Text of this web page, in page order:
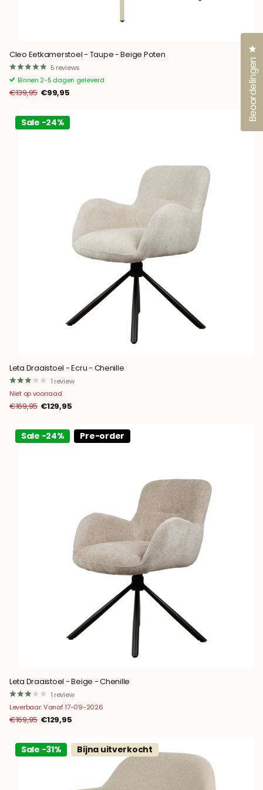
Cleo Eetkamerstoel - Taupe - Beige Poten
5 reviews
Binnen 2-5 dagen geleverd
€139,95 €99,95
Sale -24%
Leta Draaistoel - Ecru - Chenille
1 review
Niet op voorraad
€169,95 €129,95
Sale -24% Pre-order
Leta Draaistoel - Beige - Chenille
1 review
Leverbaar: Vanaf 17-09-2026
€169,95 €129,95
Sale -31% Bijna uitverkocht
Beoordelingen